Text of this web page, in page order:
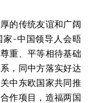
的传统友谊和广阔
家-中国领导人会晤
重、平等相待基础
，同中方落实好达
中东欧国家共同推
作项目，造福两国